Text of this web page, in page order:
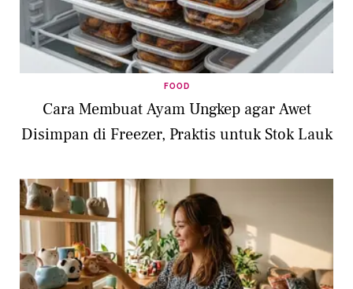
FOOD
Cara Membuat Ayam Ungkep agar Awet
Disimpan di Freezer, Praktis untuk Stok Lauk